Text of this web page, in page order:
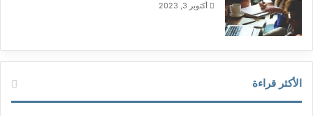
أكتوبر 3, 2023
الأكثر قراءة